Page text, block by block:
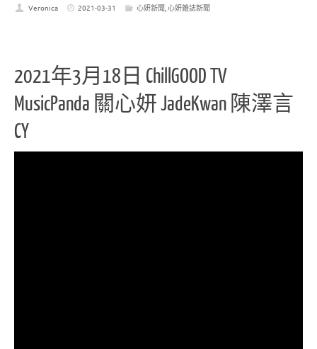
Veronica 2021-03-31 心妍新聞,心妍雜誌新聞
2021年3月18日 ChillGOOD TV
MusicPanda 關心妍 JadeKwan 陳澤言
CY